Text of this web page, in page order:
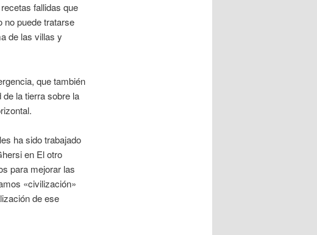
fallidas que
no puede tratarse
de las villas y
que también
la tierra sobre la
ha sido trabajado
en El otro
para mejorar las
«civilización»
de ese